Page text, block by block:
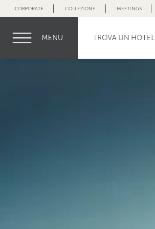
CORPORATE COLLEZIONE MEETINGS
MENU TROVA UN HOTEL